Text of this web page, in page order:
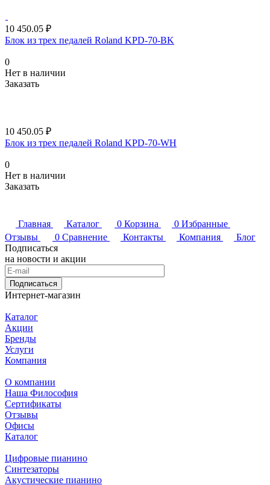
10 450.05 ₽
Блок из трех педалей Roland KPD-70-BK
0
Нет в наличии
Заказать
10 450.05 ₽
Блок из трех педалей Roland KPD-70-WH
0
Нет в наличии
Заказать
Главная Каталог 0 Корзина 0 Избранные
Отзывы
0 Сравнение Контакты Компания
Блог
Подписаться
на новости и акции
Подписаться
Интернет-магазин
Каталог
Акции
Бренды
Услуги
Компания
О компании
Наша Философия
Сертификаты
Отзывы
Офисы
Каталог
Цифровые пианино
Синтезаторы
Акустические пианино